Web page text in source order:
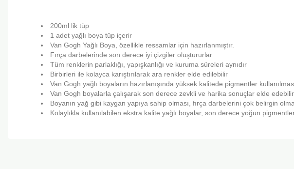
200ml lik tüp
1 adet yağlı boya tüp içerir
Van Gogh Yağlı Boya, özellikle ressamlar için hazırlanmıştır.
Fırça darbelerinde son derece iyi çizgiler oluştururlar
Tüm renklerin parlaklığı, yapışkanlığı ve kuruma süreleri aynıdır
Birbirleri ile kolayca karıştırılarak ara renkler elde edilebilir
Van Gogh yağlı boyaların hazırlanışında yüksek kalitede pigmentler
Van Gogh boyalarla çalışarak son derece zevkli ve harika sonuçlar elde
Boyanın yağ gibi kaygan yapıya sahip olması, fırça darbelerini çok belirgin
Kolaylıkla kullanılabilen ekstra kalite yağlı boyalar, son derece yoğun